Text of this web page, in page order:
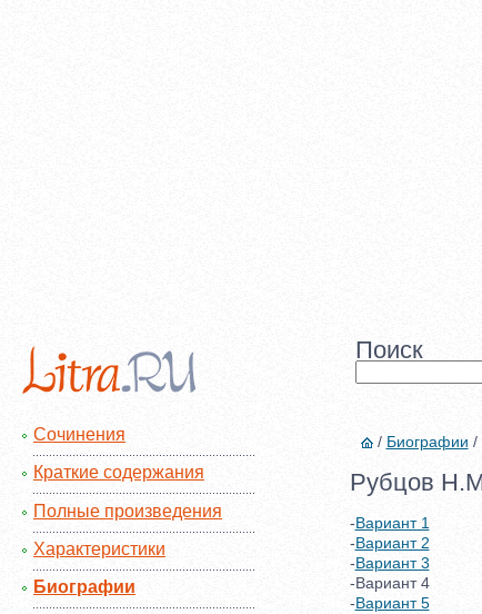
Поиск
Сочинения
Краткие содержания
Полные произведения
Характеристики
Биографии
/ Биографии /
Рубцов
-Вариант 1
-Вариант 2
-Вариант 3
-Вариант 4
-Вариант 5